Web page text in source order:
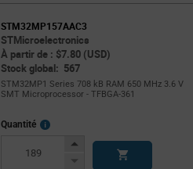
STM32MP157AAC3
STMicroelectronics
À partir de : $7.80 (USD)
Stock global: 567
STM32MP1 Series 708 kB RAM 650 MHz 3.6 V
SMT Microprocessor - TFBGA-361
Quantité
More
Increase
Decrease